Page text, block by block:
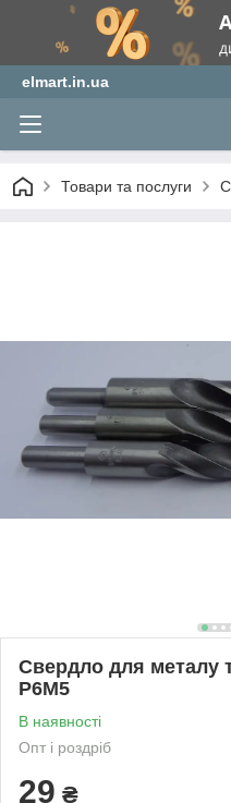
elmart.in.ua
Товари та послуги
Свердло для металу
Р6М5
В наявності
Опт і роздріб
29 ₴